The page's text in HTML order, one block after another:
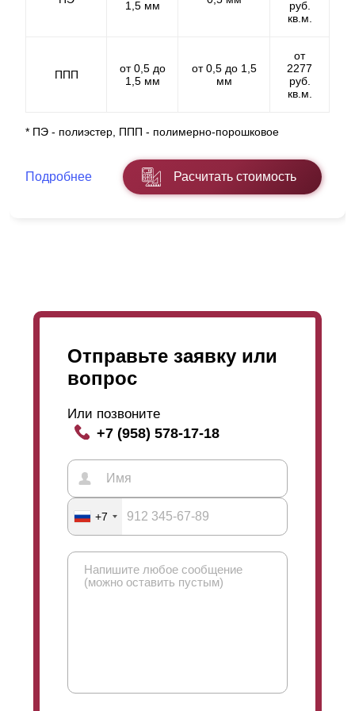
Забор имеет по-настоящему прочную конструкцию.
Подготовленные стальные листы уже с высеченным
рисунком присоединяются к рамам посредством
современных сварочных аппаратов и качественных
электродов. В результате сварного соединения
он проходит дополнительную обработку для еще
большей гладкости. Он зачищается и проверяется на
наличие заусенцев и неровностей. После зачистки
шов обрабатывается и грунтуется. Обработку
грунтом проходят сама рама и присоединенные
листы. Такая процедура дает дополнительную
защиту от коррозии металла и облегчает дальнейший
процесс окрашивания.
Пройдя окраску и полностьюобсохнув, ограждение
1,5 мм
руб.
кв.м.
ППП
от 0,5 до
1,5 мм
от 0,5 до 1,5
мм
от
2277
руб.
кв.м.
* ПЭ - полиэстер, ППП - полимерно-порошковое
Подробнее Расчитать стоимость
Отправьте заявку или
вопрос
Или позвоните
+7 (958) 578-17-18
+7